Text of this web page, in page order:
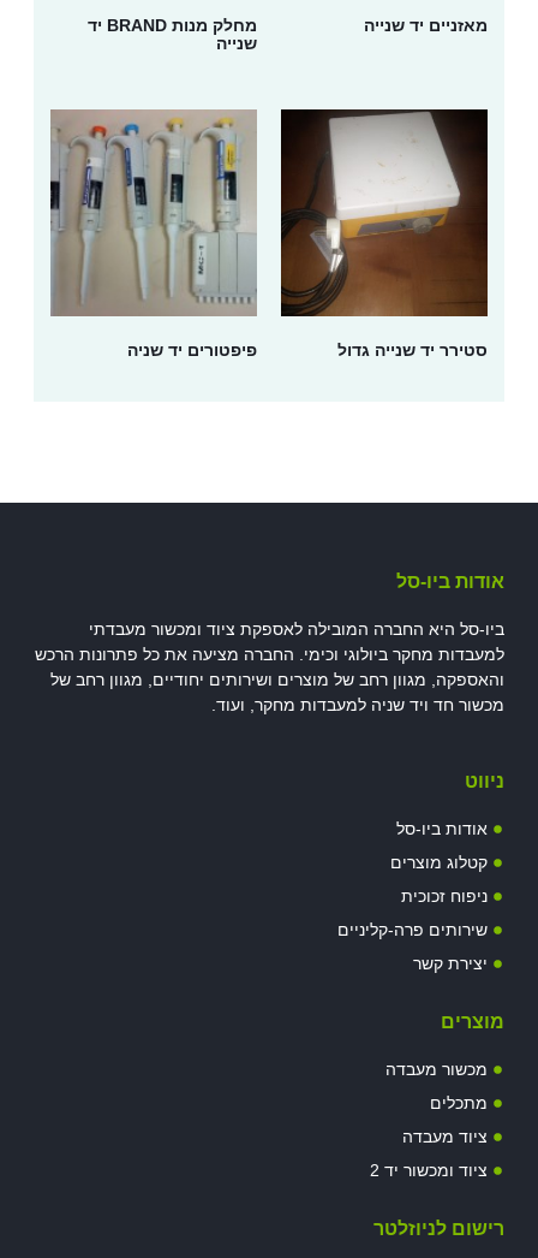
מאזניים יד שנייה
מחלק מנות BRAND יד
שנייה
סטירר יד שנייה גדול פיפטורים יד שניה
אודות ביו-סל
ביו-סל היא החברה המובילה לאספקת ציוד ומכשור מעבדתי
למעבדות מחקר ביולוגי וכימי. החברה מציעה את כל פתרונות הרכש
והאספקה, מגוון רחב של מוצרים ושירותים יחודיים, מגוון רחב של
מכשור חד ויד שניה למעבדות מחקר, ועוד.
ניווט
אודות ביו-סל
קטלוג מוצרים
ניפוח זכוכית
שירותים פרה-קליניים
יצירת קשר
מוצרים
מכשור מעבדה
מתכלים
ציוד מעבדה
ציוד ומכשור יד 2
רישום לניוזלטר